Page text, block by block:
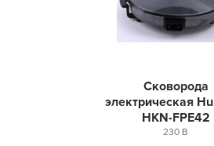
Сковорода
электрическая
HKN-FPE42
230 В